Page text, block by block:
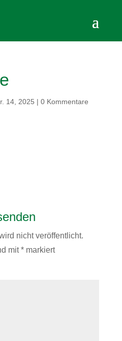
14, 2025 | 0 Kommentare
nicht veröffentlicht.
mit*markiert